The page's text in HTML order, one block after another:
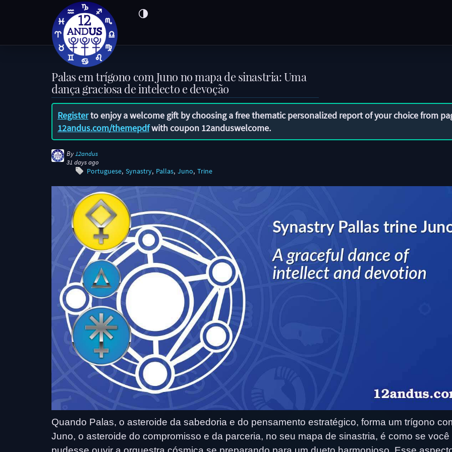
Palas em trígono com Juno no mapa de sinastria: Uma
dança graciosa de intelecto e devoção
Registerto enjoy a welcome gift by choosing a free thematic personalized report of your choice from
12andus.com/themepdfwith coupon 12anduswelcome.
By 12andus
31 days ago
Portuguese Synastry Pallas Juno Trine
Quando Palas, o asteroide da sabedoria e do pensamento estratégico, forma um trígono
Juno, o asteroide do compromisso e da parceria, no seu mapa de sinastria, é como se você